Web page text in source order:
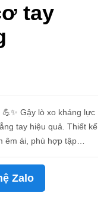
tay
Gậy lò xo kháng lực
tay hiệu quả. Thiết kế
êm ái, phù hợp tập
Zalo